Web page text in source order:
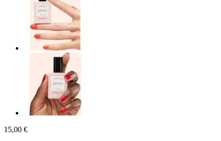
15,00 €